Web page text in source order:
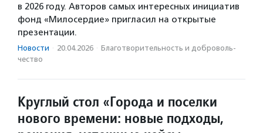
в 2026 году. Авторов самых интересных инициатив
фонд «Милосердие» пригласил на открытые
презентации.
Новости · 20.04.2026 · Благотвори­тель­ность и доброволь­
чест­во
Круглый стол «Города и поселки
нового времени: новые подходы,